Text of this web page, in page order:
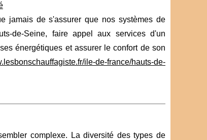
jamais de s'assurer que nos systèmes de
de-Seine, faire appel aux services d'un
énergétiques et assurer le confort de son
ile-de-france/hauts-de-
complexe. La diversité des types de